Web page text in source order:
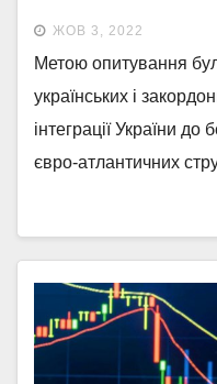
системах
2022p.)
ЖОВ 3, 2022
Метою опитування
українських і
інтеграції України до
євро-атлантичних